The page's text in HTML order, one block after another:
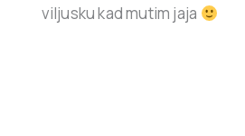
viljusku kad mutim jaja